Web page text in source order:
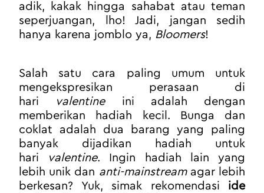
adik, kakak hingga sahabat atau teman
seperjuangan, lho! Jadi, jangan sedih
hanya karena jomblo ya, Bloomers!
Salah satu cara paling umum untuk
mengekspresikan perasaan di
hari
valentine ini adalah dengan
memberikan hadiah kecil. Bunga dan
coklat adalah dua barang yang paling
banyak dijadikan hadiah untuk
hari
valentine. Ingin hadiah lain yang
lebih unik dan anti-mainstream agar lebih
berkesan? Yuk, simak rekomendasi ide